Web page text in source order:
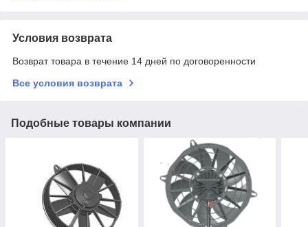
Условия возврата
Возврат товара в течение 14 дней по договоренности
Все условия возврата
Подобные товары компании